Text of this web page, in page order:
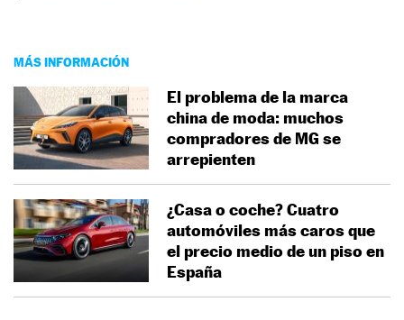
MÁS INFORMACIÓN
El problema de la marca
china de moda: muchos
compradores de MG se
arrepienten
¿Casa o coche? Cuatro
automóviles más caros que
el precio medio de un piso en
España